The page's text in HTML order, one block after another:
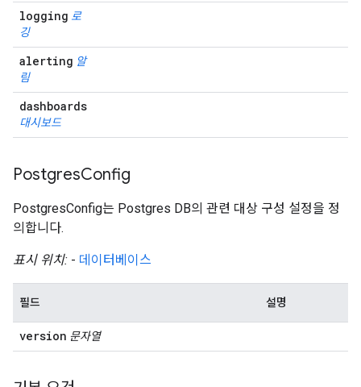
logging 로
깅
alerting 알
림
dashboards
대시보드
PostgresConfig
PostgresConfig는 Postgres DB의 관련 대상 구성 설정을 정
의합니다.
표시 위치: - 데이터베이스
필드 설명
version 문자열